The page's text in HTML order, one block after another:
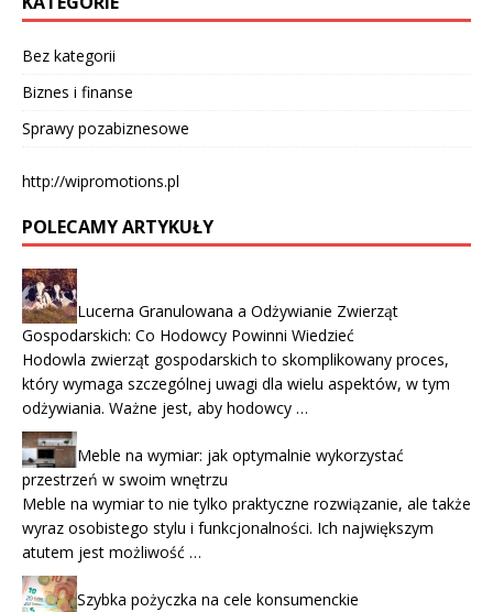
Bez kategorii
Biznes i finanse
Sprawy pozabiznesowe
http://wipromotions.pl
POLECAMY ARTYKUŁY
Lucerna Granulowana a Odżywianie Zwierząt
Gospodarskich: Co Hodowcy Powinni Wiedzieć
Hodowla zwierząt gospodarskich to skomplikowany proces,
który wymaga szczególnej uwagi dla wielu aspektów, w tym
odżywiania. Ważne jest, aby hodowcy …
Meble na wymiar: jak optymalnie wykorzystać
przestrzeń w swoim wnętrzu
Meble na wymiar to nie tylko praktyczne rozwiązanie, ale także
wyraz osobistego stylu i funkcjonalności. Ich największym
atutem jest możliwość …
Szybka pożyczka na cele konsumenckie